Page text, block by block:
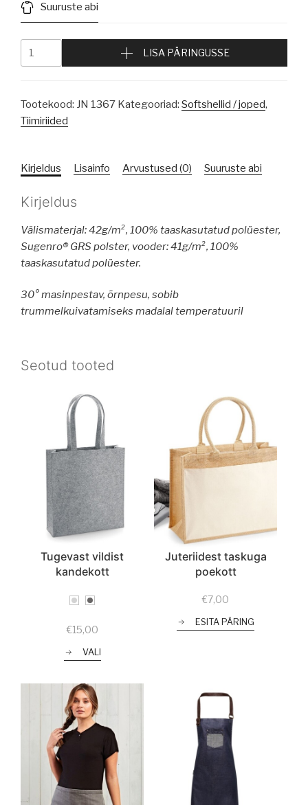
Suuruste abi
LISA PÄRINGUSSE
Tootekood: JN 1367 Kategooriad: Softshellid / joped,
Tiimiriided
Kirjeldus Lisainfo Arvustused (0) Suuruste abi
Kirjeldus
Välismaterjal: 42g/m², 100% taaskasutatud polüester,
Sugenro® GRS polster, vooder: 41g/m², 100%
taaskasutatud polüester.
30° masinpestav, õrnpesu, sobib
trummelkuivatamiseks madalal temperatuuril
Seotud tooted
Tugevast vildist
kandekott
€15,00
VALI
Juteriidest taskuga
poekott
€7,00
ESITA PÄRING